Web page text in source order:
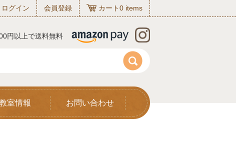
ログイン 会員登録 カート0 items
円以上で送料無料
室情報 お問い合わせ